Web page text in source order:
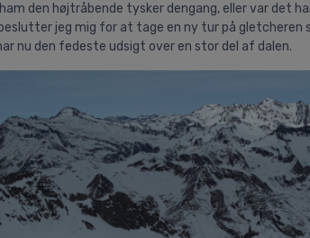
den højtråbende tysker dengang, eller var det
beslutter jeg mig for at tage en ny tur på
nu den fedeste udsigt over en stor del af dalen.